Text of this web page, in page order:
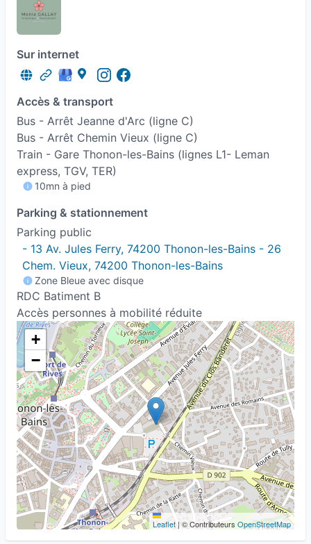
Sur internet
Accès & transport
Bus - Arrêt Jeanne d'Arc (ligne C)
Bus - Arrêt Chemin Vieux (ligne C)
Train - Gare Thonon-les-Bains (lignes L1- Leman
express, TGV, TER)
10mn à pied
Parking & stationnement
Parking public
- 13 Av. Jules Ferry, 74200 Thonon-les-Bains - 26
Chem. Vieux, 74200 Thonon-les-Bains
Zone Bleue avec disque
RDC Batiment B
Accès personnes à mobilité réduite
+
−
Leaflet |© Contributeurs OpenStreetMap